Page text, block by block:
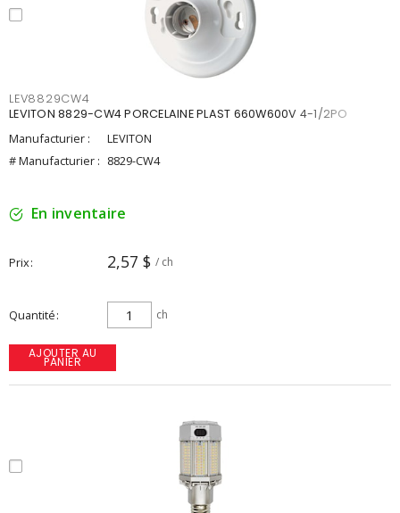
LEV8829CW4
LEVITON 8829-CW4 PORCELAINE PLAST 660W600V 4-1/2PO
Manufacturier :
LEVITON
# Manufacturier : 8829-CW4
En inventaire
Prix 2,57 $ / ch
Quantité ch
AJOUTER AU
PANIER